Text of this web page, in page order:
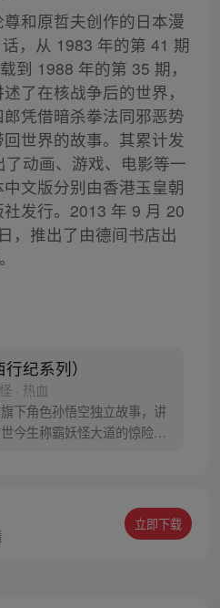
和原哲夫创作的日本漫
，从 1983 年的第 41 期
到 1988 年的第 35 期，
了在核战争后的世界，
凭借暗杀拳法同邪恶势
世界的故事。其累计发
动画、游戏、电影等一
文版分别由香港玉皇朝
发行。2013 年 9 月 20
，推出了由德间书店出
纪系列）
· 热血
下角色孙悟空独立故事，讲
今生称霸妖怪大道的惊险历
他再次破石而出，背负着守
信念打败了妖怪大道的霸
立即下载